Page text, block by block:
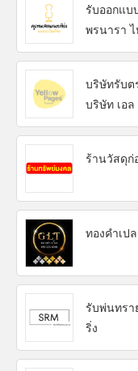
รับออกแบ
พรนารา
บริษัทรับต
บริษัท เอ
ร้านวัสดุก่
ทองคำเป
รับพ่นทรา
ริ่ง